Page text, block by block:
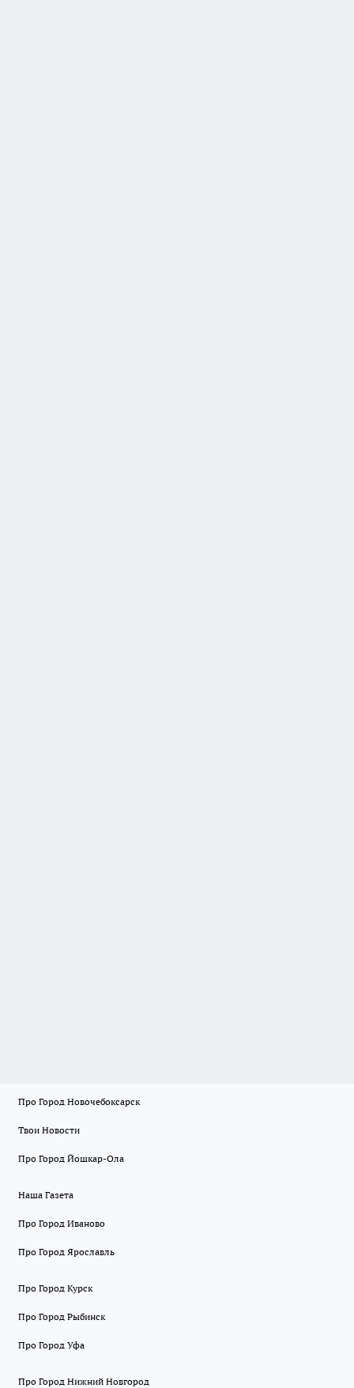
Про Город Новочебоксарск
Твои Новости
Про Город Йошкар-Ола
Наша Газета
Про Город Иваново
Про Город Ярославль
Про Город Курск
Про Город Рыбинск
Про Город Уфа
Про Город Нижний Новгород